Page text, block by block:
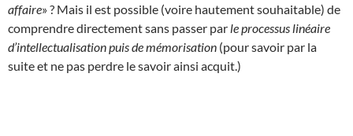
affaire» ? Mais il est possible (voire hautement souhaitable) de
comprendre directement sans passer par le processus linéaire
d’intellectualisation puis de mémorisation (pour savoir par la
suite et ne pas perdre le savoir ainsi acquit.)